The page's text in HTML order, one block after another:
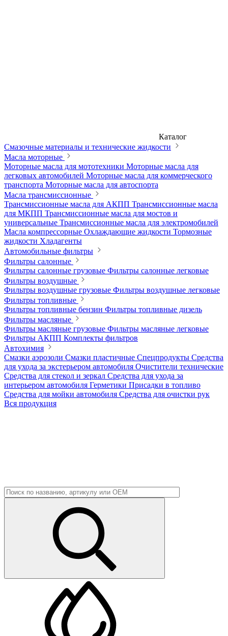
Каталог
Смазочные материалы и технические жидкости
Масла моторные
Моторные масла для мототехники Моторные масла для
легковых автомобилей Моторные масла для коммерческого
транспорта Моторные масла для автоспорта
Масла трансмиссионные
Трансмиссионные масла для АКПП Трансмиссионные масла
для МКПП Трансмиссионные масла для мостов и
универсальные Трансмиссионные масла для электромобилей
Масла компрессорные Охлаждающие жидкости Тормозные
жидкости Хладагенты
Автомобильные фильтры
Фильтры салонные
Фильтры салонные грузовые Фильтры салонные легковые
Фильтры воздушные
Фильтры воздушные грузовые Фильтры воздушные легковые
Фильтры топливные
Фильтры топливные бензин Фильтры топливные дизель
Фильтры масляные
Фильтры масляные грузовые Фильтры масляные легковые
Фильтры АКПП Комплекты фильтров
Автохимия
Смазки аэрозоли Смазки пластичные Спецпродукты Средства
для ухода за экстерьером автомобиля Очистители технические
Средства для стекол и зеркал Средства для ухода за
интерьером автомобиля Герметики Присадки в топливо
Средства для мойки автомобиля Средства для очистки рук
Вся продукция